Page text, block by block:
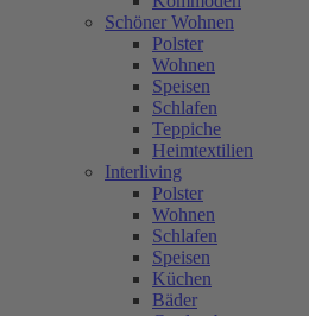
Schöner Wohnen
Polster
Wohnen
Speisen
Schlafen
Teppiche
Heimtextilien
Interliving
Polster
Wohnen
Schlafen
Speisen
Küchen
Bäder